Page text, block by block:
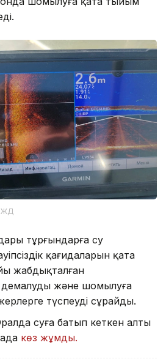
тұрғындарға су
қағидаларын қатаң
жабдықталған
демалуды және шомылуға
түспеуді сұрайды.
суға батып кеткен алты
көз жұмды.